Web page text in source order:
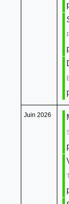
Juin 2026